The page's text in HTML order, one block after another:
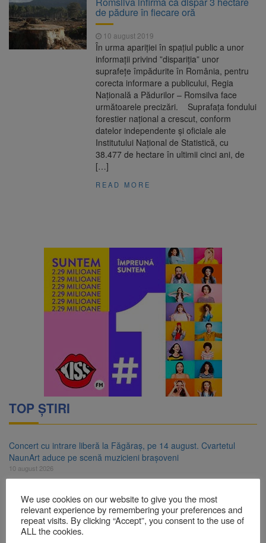
poate funcționa cel puțin încă nouă zile
10 august 2026
Șapte persoane, arestate
preventiv după atacul asupra ambulanței
„răpește copii”
10 august 2026
A căzut aproximativ 10 metri
în Piatra Craiului. Turist salvat de Salvamont
Concert cu intrare liberă la
Făgăraș, pe 14 august. Cvartetul NaunArt
aduce pe scenă muzicieni brașoveni
de pădure în fiecare oră
10 august 2019
În urma apariției în spațiul public a unor
informații privind ”dispariția” unor
suprafețe împădurite în România, pentru
corecta informare a publicului, Regia
Națională a Pădurilor – Romsilva face
următoarele precizări. Suprafața fondului
forestier național a crescut, conform
datelor independente și oficiale ale
Institutului Național de Statistică, cu
38.477 de hectare în ultimii cinci ani, de
[…]
READ MORE
TOP ȘTIRI
Concert cu intrare liberă la Făgăraș, pe 14 august. Cvartetul
NaunArt aduce pe scenă muzicieni brașoveni
10 august 2026
10 august 2026
Noi reguli pentru românii care aduc țigări și alcool din UE
10 august 2026
We use cookies on our website to give you the most
relevant experience by remembering your preferences and
repeat visits. By clicking “Accept”, you consent to the use of
ALL the cookies.